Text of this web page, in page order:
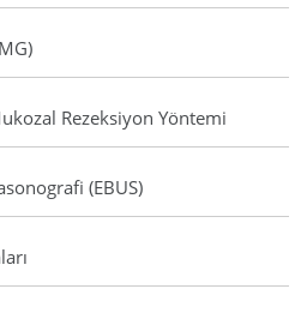
Rezeksiyon Yöntemi
(EBUS)